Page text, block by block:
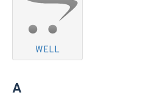
WELL
A